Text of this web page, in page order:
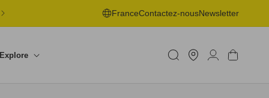
LIVRAISON OFFERTE EN POINT DE RETRAIT DÈS 50€ -
RETOURS SOUS 30J
FranceContactez-nousNewsletter
Explore
un
shop
ConnexionPanier